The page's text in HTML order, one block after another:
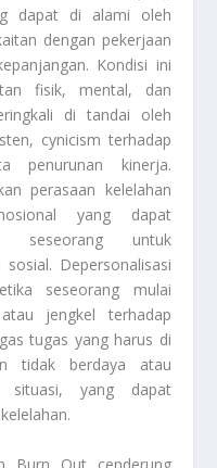
dapat di alami oleh
dengan pekerjaan
Kondisi ini
fisik, mental, dan
di tandai oleh
cynicism terhadap
penurunan kinerja.
perasaan kelelahan
yang dapat
seseorang untuk
Depersonalisasi
seseorang mulai
jengkel terhadap
tugas yang harus di
tidak berdaya atau
situasi, yang dapat